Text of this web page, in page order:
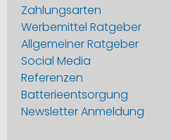
Zahlungsarten
Werbemittel Ratgeber
Allgemeiner Ratgeber
Social Media
Referenzen
Batterieentsorgung
Newsletter Anmeldung